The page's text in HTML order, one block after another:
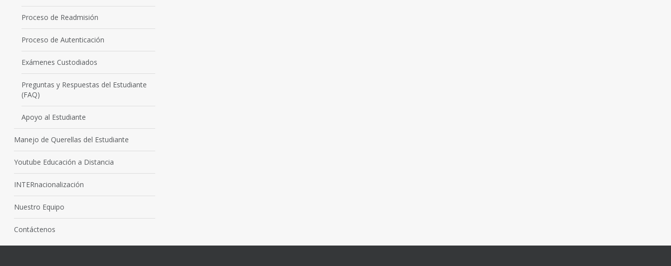
Proceso de Readmisión
Proceso de Autenticación
Exámenes Custodiados
Preguntas y Respuestas del Estudiante
(FAQ)
Apoyo al Estudiante
Manejo de Querellas del Estudiante
Youtube Educación a Distancia
INTERnacionalización
Nuestro Equipo
Contáctenos